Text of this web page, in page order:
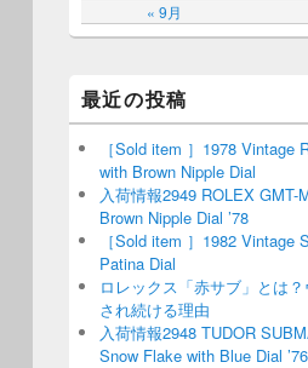
« 9月
最近の投稿
［Sold item ］1978 Vintage
with Brown Nipple Dial
入荷情報2949 ROLEX GMT-
Brown Nipple Dial ’78
［Sold item ］1982 Vintage
Patina Dial
ロレックス「赤サブ」とは
され続ける理由
入荷情報2948 TUDOR
Snow Flake with Blue Dial ’76